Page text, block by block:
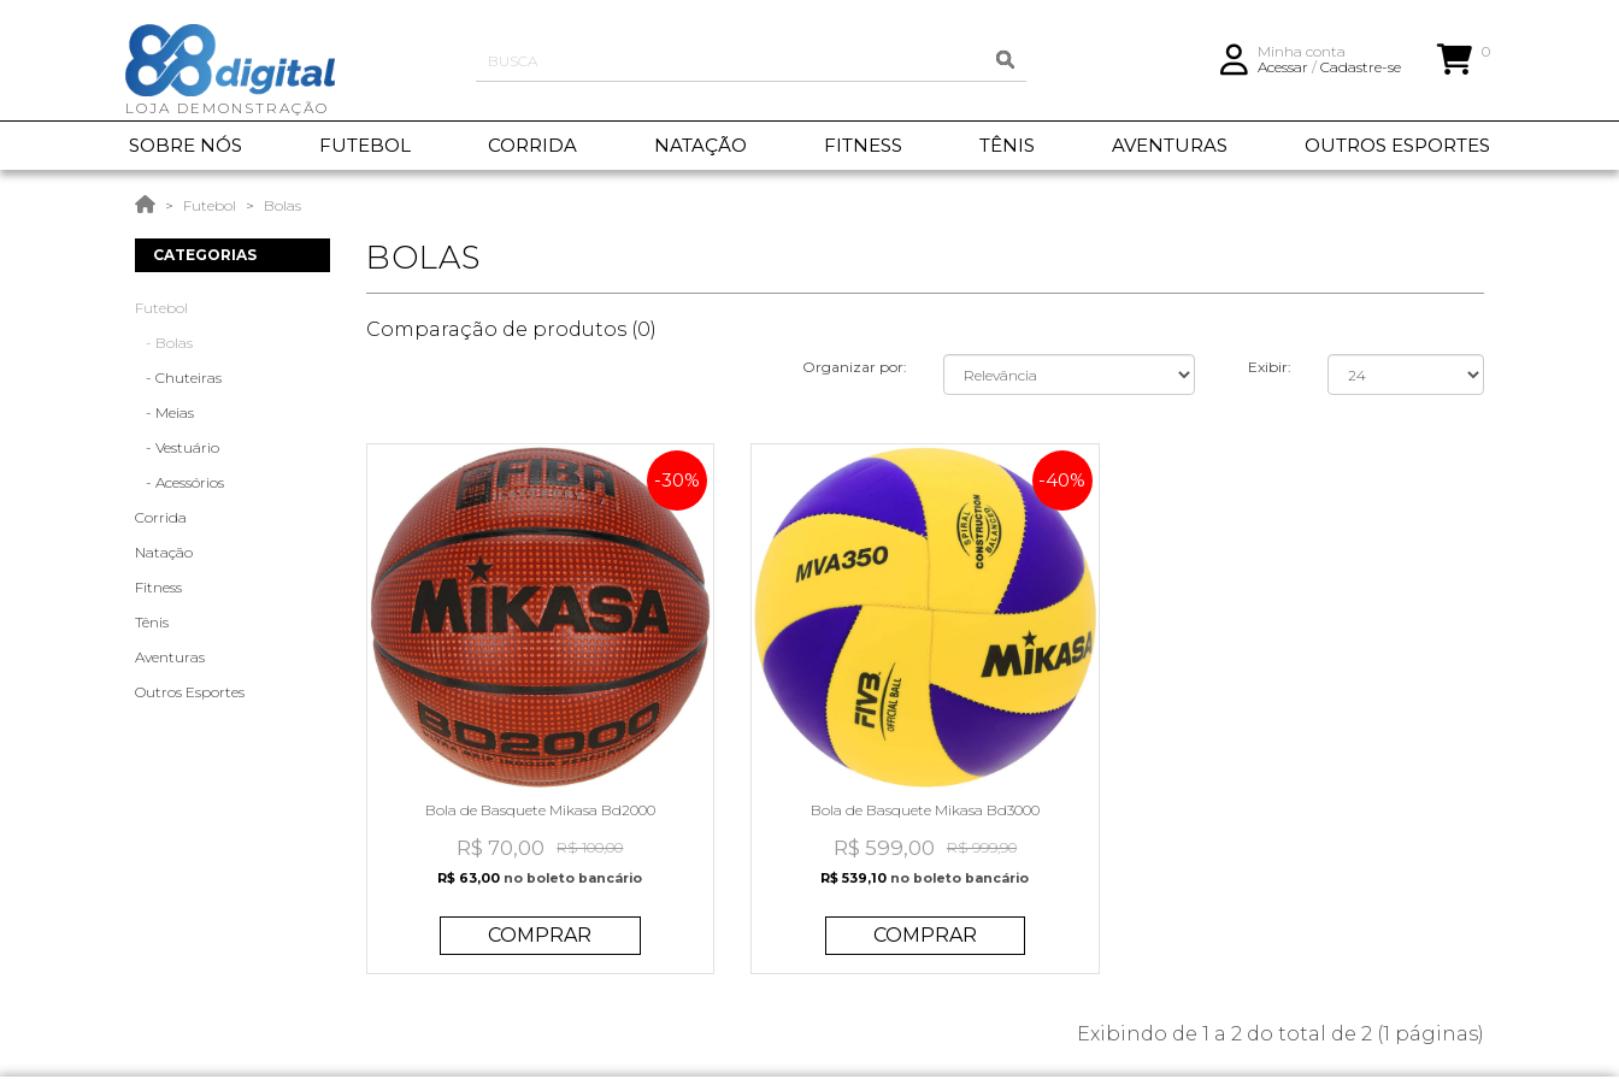
Minha conta
Acessar / Cadastre-se
0
SOBRE NÓS FUTEBOL CORRIDA NATAÇÃO FITNESS TÊNIS AVENTURAS OUTROS ESPORTES
Futebol Bolas
CATEGORIAS
Futebol
- Bolas
- Chuteiras
- Meias
- Vestuário
- Acessórios
Corrida
Natação
Fitness
Tênis
Aventuras
Outros Esportes
BOLAS
Comparação de produtos (0)
Organizar por: Exibir:
Bola de Basquete Mikasa Bd2000
-30%
R$ 70,00 R$ 100,00
R$ 63,00 no boleto bancário
COMPRAR
Bola de Basquete Mikasa Bd3000
-40%
R$ 599,00 R$ 999,90
R$ 539,10 no boleto bancário
COMPRAR
Exibindo de 1 a 2 do total de 2 (1 páginas)